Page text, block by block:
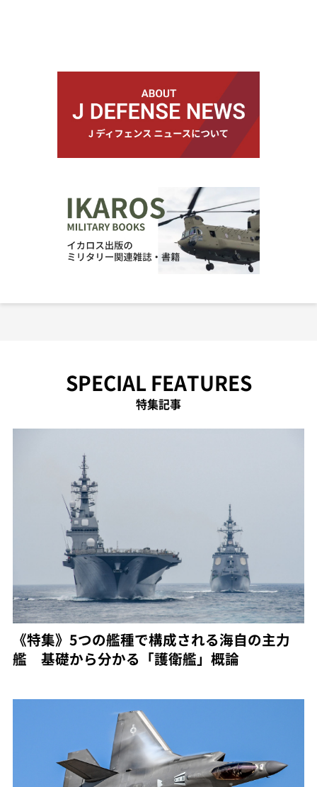
SPECIAL FEATURES
特集記事
《特集》5つの艦種で構成される海自の主力
艦 基礎から分かる「護衛艦」概論